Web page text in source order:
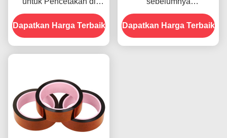
Bagian Depan
Dapatkan Harga Terbaik
menampilkan Ketahanan
Terhadap Kelembaban
dan Kekuatan Kupas
Dapatkan Harga Terbaik